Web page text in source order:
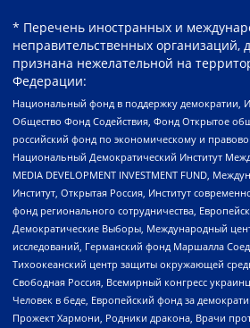
* Перечень иностранных и
неправительственных организаций,
признана нежелательной на
Федерации:
Национальный фонд в поддержку демократии,
Общество Фонд Содействия, Фонд Открытое
российский фонд по экономическому и
Национальный Демократический Институт
MEDIA DEVELOPMENT INVESTMENT FUND,
Институт, Открытая Россия, Институт
фонд регионального сотрудничества,
Демократические Выборы, Международный
исследований, Германский фонд Маршалла
Тихоокеанский центр защиты окружающей
Свободная Россия, Всемирный конгресс
Человек в беде, Европейский фонд за
Прожект Хармони, Родники дракона, Врачи